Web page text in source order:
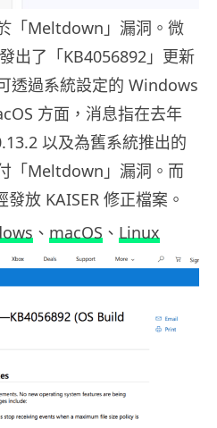
「Meltdown」漏洞。微
出了「KB4056892」更新
透過系統設定的 Windows
方面，消息指在去年
以及為舊系統推出的
「Meltdown」漏洞。而
放 KAISER 修正檔案。
、 macOS 、 Linux